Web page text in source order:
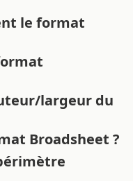
le format
largeur du
Broadsheet ?